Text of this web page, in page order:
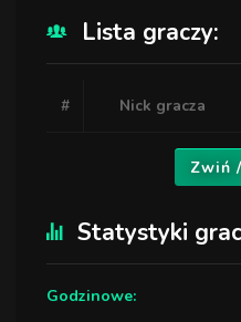
Lista graczy:
# Nick gracza
Zwiń
Statystyki
Godzinowe: